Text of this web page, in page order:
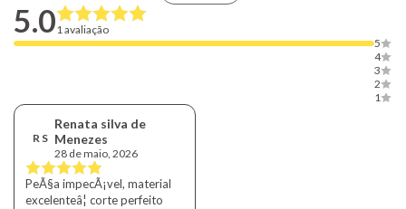
5.01 avaliação
5
4
3
2
1
R S
Renata silva de
Menezes
28 de maio, 2026
PeÃ§a impecÃ¡vel, material
excelenteâ¦ corte perfeito